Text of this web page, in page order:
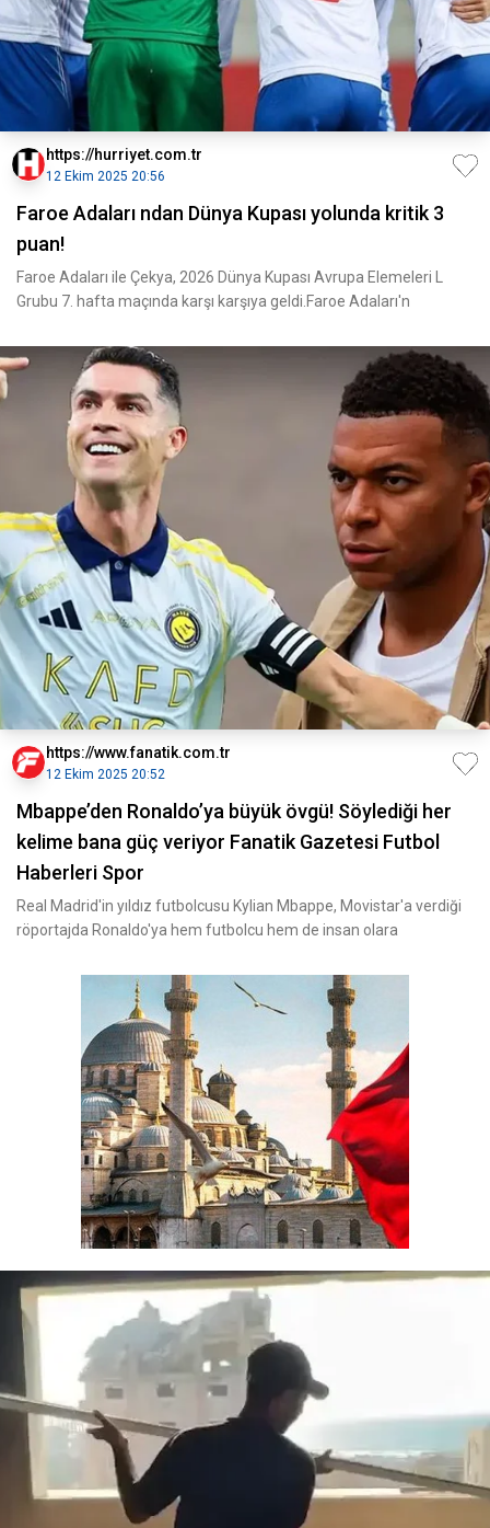
https://hurriyet.com.tr
12 Ekim 2025 20:56
Faroe Adaları ndan Dünya Kupası yolunda kritik 3
puan!
Faroe Adaları ile Çekya, 2026 Dünya Kupası Avrupa Elemeleri L
Grubu 7. hafta maçında karşı karşıya geldi.Faroe Adaları'n
https://www.fanatik.com.tr
12 Ekim 2025 20:52
Mbappe’den Ronaldo’ya büyük övgü! Söylediği her
kelime bana güç veriyor Fanatik Gazetesi Futbol
Haberleri Spor
Real Madrid'in yıldız futbolcusu Kylian Mbappe, Movistar'a verdiği
röportajda Ronaldo'ya hem futbolcu hem de insan olara